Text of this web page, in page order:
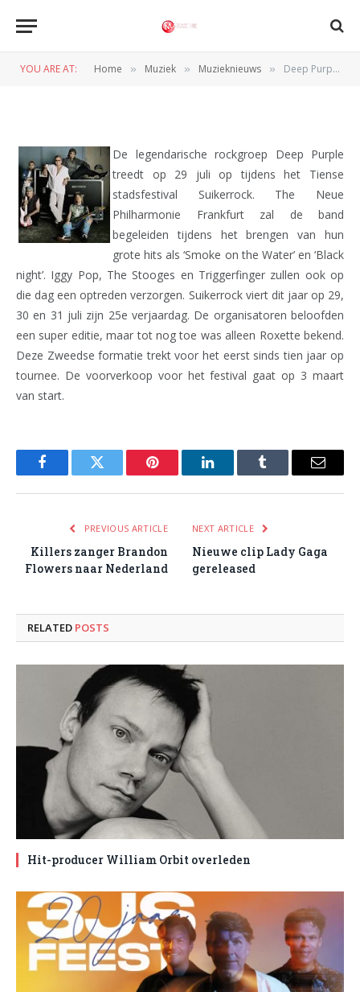
YOU ARE AT: Home » Muziek » Muzieknieuws » Deep Purple op Suikerrock
De legendarische rockgroep Deep Purple
treedt op 29 juli op tijdens het Tiense
stadsfestival Suikerrock. The Neue
Philharmonie Frankfurt zal de band
begeleiden tijdens het brengen van hun
grote hits als ‘Smoke on the Water’ en ‘Black
night’. Iggy Pop, The Stooges en Triggerfinger zullen ook op
die dag een optreden verzorgen. Suikerrock viert dit jaar op 29,
30 en 31 juli zijn 25e verjaardag. De organisatoren beloofden
een super editie, maar tot nog toe was alleen Roxette bekend.
Deze Zweedse formatie trekt voor het eerst sinds tien jaar op
tournee. De voorverkoop voor het festival gaat op 3 maart
van start.
FacebookTwitter Pinterest LinkedInTumblr Email
PREVIOUS ARTICLE
Killers zanger Brandon
Flowers naar Nederland
NEXT ARTICLE
Nieuwe clip Lady Gaga
gereleased
RELATED POSTS
Hit-producer William Orbit overleden